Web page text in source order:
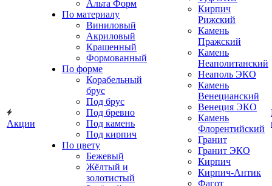
Акции
Альта Форм
По материалу
Виниловый
Акриловый
Крашенный
Формованный
По форме
Корабельный
брус
Под брус
Под бревно
Под камень
Под кирпич
По цвету
Бежевый
Жёлтый и
золотистый
Кирпич
Рижский
Камень
Пражский
Камень
Неаполитанский
Неаполь ЭКО
Камень
Венецианский
Венеция ЭКО
Камень
Флорентийский
Гранит
Гранит ЭКО
Кирпич
Кирпич-Антик
Фагот